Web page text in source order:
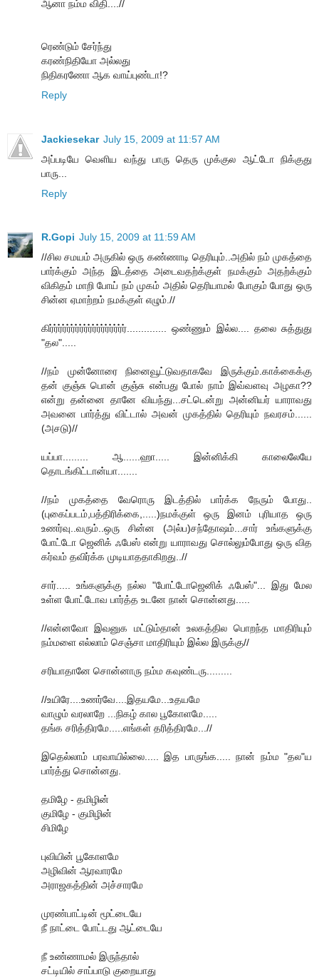
ஆனா நம்ம விதி....//
ரெண்டும் சேர்ந்து
கரண்நிதியோ அல்லது
நிதிகரணோ ஆக வாய்புண்டா!?
Reply
Jackiesekar July 15, 2009 at 11:57 AM
அப்படியே வெளிய வந்து பாரு தெரு முக்குல ஆட்டோ நிக்குது
பாரு...
Reply
R.Gopi July 15, 2009 at 11:59 AM
//சில சமயம் அருகில் ஒரு கண்ணாடி தெரியும்..அதில் நம் முகத்தை
பார்க்கும் அந்த இடத்தை அடைவதற்க்குள் நமக்கும் அதற்க்கும்
விகிதம் மாறி போய் நம் முகம் அதில் தெரியாமல் போகும் போது ஒரு
சின்ன ஏமாற்றம் நமக்குள் எழும்.//
கிர்ர்ர்ர்ர்ர்ர்ர்ர்ர்ர்ர்ர்ர்ர்ர்ர்ர்.............. ஒண்ணும் இல்ல.... தலை சுத்துது
"தல".....
//நம் முன்னோரை நினைவூட்டுவதாகவே இருக்கும்.காக்கைக்கு
தன் குஞ்சு பொன் குஞ்சு என்பது போல் நாம் இவ்வளவு அழகா??
என்று தன்னை தானே வியந்து...சட்டென்று அன்னியர் யாராவது
அவனை பார்த்து விட்டால் அவன் முகத்தில் தெரியும் நவரசம்......
(அசடு)//
யப்பா......... ஆ......ஹா..... இன்னிக்கி காலைலேயே
தொடங்கிட்டான்யா.......
//நம் முகத்தை வேரொரு இடத்தில் பார்க்க நேரும் போது..
(புகைப்படம்,பத்திரிக்கை,.....)நமக்குள் ஒரு இனம் புரியாத ஒரு
உணர்வு..வரும்..ஒரு சின்ன (அல்ப)சந்தோஷம்...சார் உங்களுக்கு
போட்டோ ஜெனிக் ஃபேஸ் என்று யாராவது சொல்லும்போது ஒரு வித
கர்வம் தவிர்க்க முடியாததாகிறது..//
சார்..... உங்களுக்கு நல்ல "போட்டோஜெனிக் ஃபேஸ்"... இது மேல
உள்ள போட்டோவ பார்த்த உடனே நான் சொன்னது.....
//என்னவோ இவனுக மட்டும்தான் உலகத்தில பொறந்த மாதிரியும்
நம்மளை எல்லாம் செஞ்சா மாதிரியும் இல்ல இருக்கு//
சரியாதானே சொன்னாரு நம்ம கவுண்டரு.........
//உயிரே....உணர்வே....இதயமே...உதயமே
வாழும் வரலாறே ...நிகழ் கால பூகோளமே.....
தங்க சரித்திரமே.....எங்கள் தரித்திரமே...//
இதெல்லாம் பரவாயில்லை..... இத பாருங்க..... நான் நம்ம "தல"ய
பார்த்து சொன்னது.
தமிழே - தமிழின்
குமிழே - குமிழின்
சிமிழே
புவியின் பூகோளமே
அழிவின் ஆரவாரமே
அராஜகத்தின் அச்சாரமே
முரண்பாட்டின் மூட்டையே
நீ நாட்டை போட்டது ஆட்டையே
நீ உண்ணாமல் இருந்தால்
சட்டியில் சாப்பாடு குறையாது